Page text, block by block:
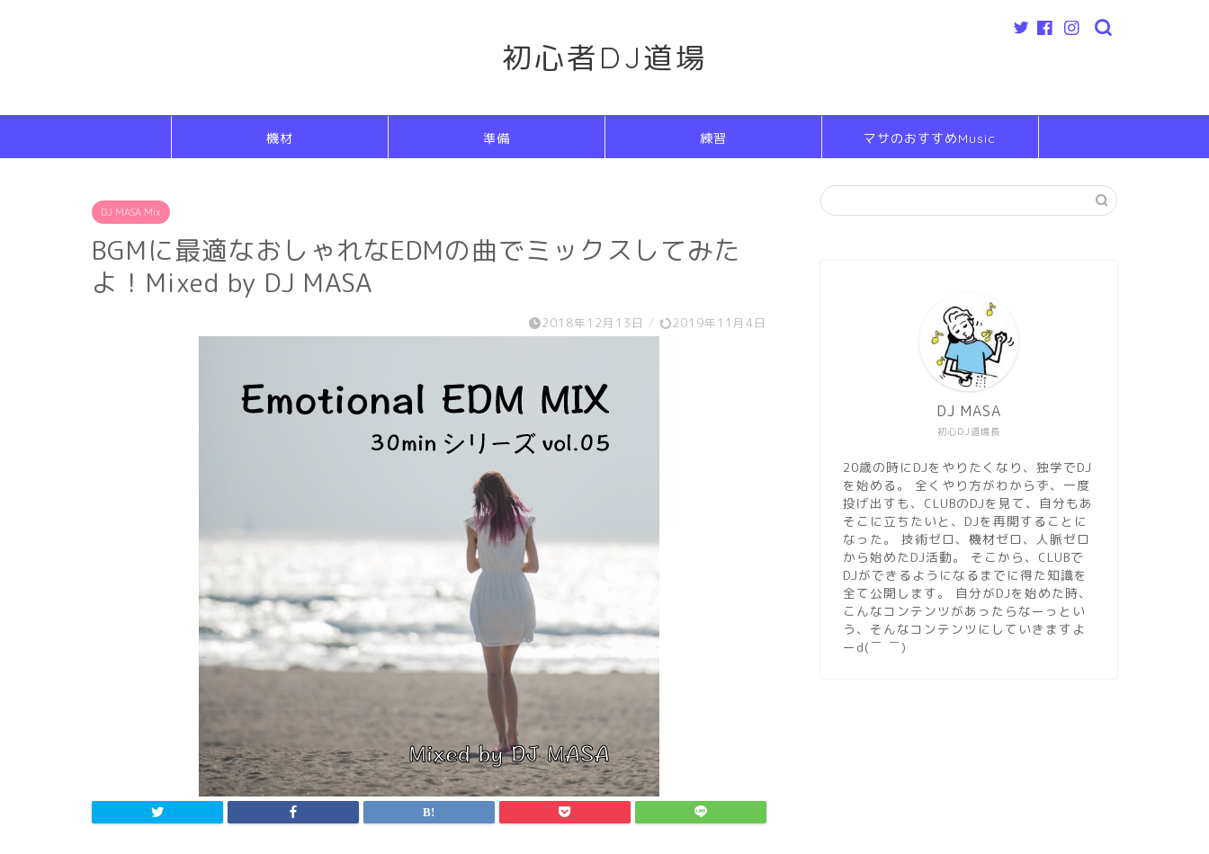
初心者DJ道場
機材 準備 練習 マサのおすすめMusic
DJ MASA Mix
BGMに最適なおしゃれなEDMの曲でミックスしてみた
よ！Mixed by DJ MASA
2018年12月13日 / 2019年11月4日
初心DJ道場長
DJ MASA
20歳の時にDJをやりたくなり、独学でDJ
を始める。 全くやり方がわからず、一度
投げ出すも、CLUBのDJを見て、自分もあ
そこに立ちたいと、DJを再開することに
なった。 技術ゼロ、機材ゼロ、人脈ゼロ
から始めたDJ活動。 そこから、CLUBで
DJができるようになるまでに得た知識を
全て公開します。 自分がDJを始めた時、
こんなコンテンツがあったらなーっとい
う、そんなコンテンツにしていきますよ
ーd(￣ ￣)